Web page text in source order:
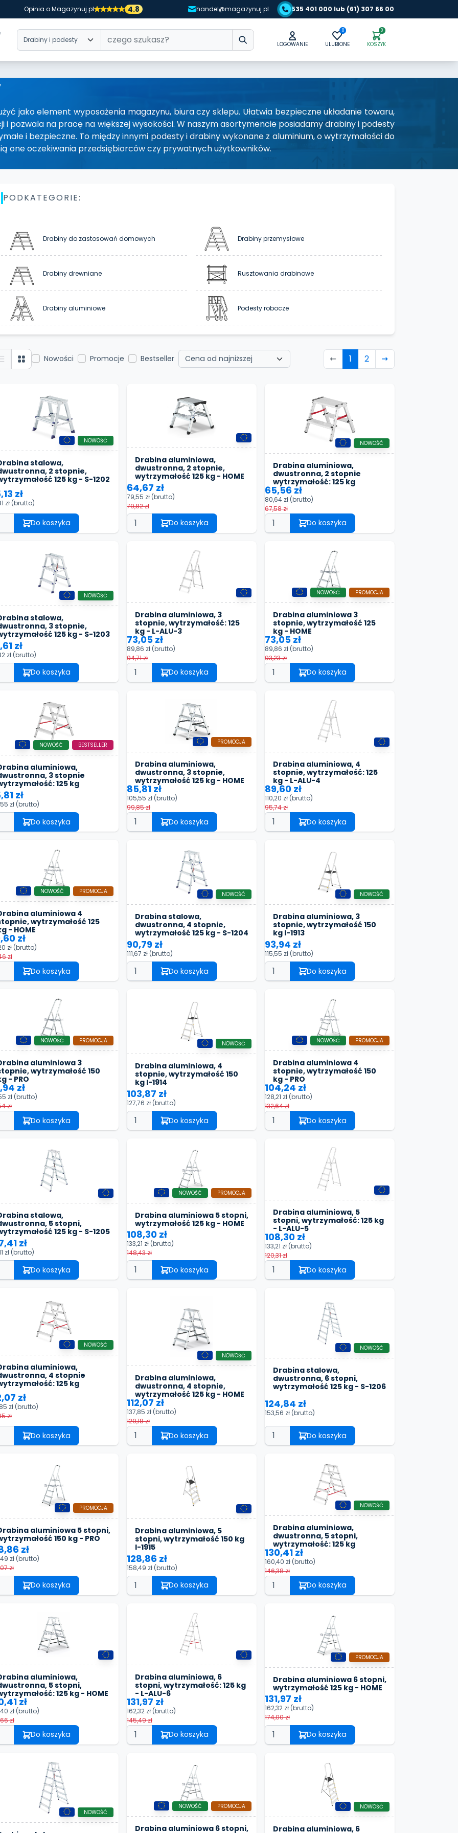
Opinia o Magazynuj.pl 4.8 handel@magazynuj.pl 535 401 000 lub (61) 307 66 00
LOGOWANIE
0
ULUBIONE
0
KOSZYK
jako element wyposażenia magazynu, biura czy sklepu. Ułatwia bezpieczne układanie towaru,
i pozwala na pracę na większej wysokości. W naszym asortymencie posiadamy drabiny i podesty
i bezpieczne. To między innymi podesty i drabiny wykonane z aluminium, o wytrzymałości do
one oczekiwania przedsiębiorców czy prywatnych użytkowników.
PODKATEGORIE:
Drabiny do zastosowań domowych Drabiny przemysłowe
Drabiny drewniane Rusztowania drabinowe
Drabiny aluminiowe Podesty robocze
Nowości Promocje Bestseller 1 2
stalowa,
2 stopnie,
125 kg - S-1202
NOWOŚĆ
zł
zł (brutto)
Do koszyka
Drabina aluminiowa,
dwustronna, 2 stopnie,
wytrzymałość 125 kg - HOME
64,67 zł
79,55 zł (brutto)
79,82 zł
Do koszyka
Drabina aluminiowa,
dwustronna, 2 stopnie
wytrzymałość: 125 kg
NOWOŚĆ
65,56 zł
80,64 zł (brutto)
67,58 zł
Do koszyka
stalowa,
3 stopnie,
125 kg - S-1203
NOWOŚĆ
zł
zł (brutto)
Do koszyka
Drabina aluminiowa, 3
stopnie, wytrzymałość: 125
kg - L-ALU-3
73,05 zł
89,86 zł (brutto)
94,71 zł
Do koszyka
Drabina aluminiowa 3
stopnie, wytrzymałość 125
kg - HOME
NOWOŚĆ PROMOCJA
73,05 zł
89,86 zł (brutto)
93,23 zł
Do koszyka
aluminiowa,
3 stopnie
125 kg
NOWOŚĆ BESTSELLER
zł
zł (brutto)
Do koszyka
Drabina aluminiowa,
dwustronna, 3 stopnie,
wytrzymałość 125 kg - HOME
PROMOCJA
85,81 zł
105,55 zł (brutto)
99,85 zł
Do koszyka
Drabina aluminiowa, 4
stopnie, wytrzymałość: 125
kg - L-ALU-4
89,60 zł
110,20 zł (brutto)
95,74 zł
Do koszyka
aluminiowa 4
wytrzymałość 125
- HOME
NOWOŚĆ PROMOCJA
zł
zł (brutto)
zł
Do koszyka
Drabina stalowa,
dwustronna, 4 stopnie,
wytrzymałość 125 kg - S-1204
NOWOŚĆ
90,79 zł
111,67 zł (brutto)
Do koszyka
Drabina aluminiowa, 3
stopnie, wytrzymałość 150
kg I-1913
NOWOŚĆ
93,94 zł
115,55 zł (brutto)
Do koszyka
aluminiowa 3
wytrzymałość 150
- PRO
NOWOŚĆ PROMOCJA
zł
zł (brutto)
zł
Do koszyka
Drabina aluminiowa, 4
stopnie, wytrzymałość 150
kg I-1914
NOWOŚĆ
103,87 zł
127,76 zł (brutto)
Do koszyka
Drabina aluminiowa 4
stopnie, wytrzymałość 150
kg - PRO
NOWOŚĆ PROMOCJA
104,24 zł
128,21 zł (brutto)
132,64 zł
Do koszyka
stalowa,
5 stopni,
125 kg - S-1205
zł
zł (brutto)
Do koszyka
Drabina aluminiowa 5 stopni,
wytrzymałość 125 kg - HOME
NOWOŚĆ PROMOCJA
108,30 zł
133,21 zł (brutto)
148,43 zł
Do koszyka
Drabina aluminiowa, 5
stopni, wytrzymałość: 125 kg
- L-ALU-5
108,30 zł
133,21 zł (brutto)
120,31 zł
Do koszyka
aluminiowa,
4 stopnie
125 kg
NOWOŚĆ
zł
zł (brutto)
zł
Do koszyka
Drabina aluminiowa,
dwustronna, 4 stopnie,
wytrzymałość 125 kg - HOME
NOWOŚĆ
112,07 zł
137,85 zł (brutto)
129,18 zł
Do koszyka
Drabina stalowa,
dwustronna, 6 stopni,
wytrzymałość 125 kg - S-1206
NOWOŚĆ
124,84 zł
153,56 zł (brutto)
Do koszyka
aluminiowa 5 stopni,
150 kg - PRO
PROMOCJA
zł
zł (brutto)
zł
Do koszyka
Drabina aluminiowa, 5
stopni, wytrzymałość 150 kg
I-1915
128,86 zł
158,49 zł (brutto)
Do koszyka
Drabina aluminiowa,
dwustronna, 5 stopni,
wytrzymałość: 125 kg
NOWOŚĆ
130,41 zł
160,40 zł (brutto)
146,38 zł
Do koszyka
aluminiowa,
5 stopni,
125 kg - HOME
zł
zł (brutto)
zł
Do koszyka
Drabina aluminiowa, 6
stopni, wytrzymałość: 125 kg
- L-ALU-6
131,97 zł
162,32 zł (brutto)
145,49 zł
Do koszyka
Drabina aluminiowa 6 stopni,
wytrzymałość 125 kg - HOME
PROMOCJA
131,97 zł
162,32 zł (brutto)
174,00 zł
Do koszyka
NOWOŚĆ
Drabina aluminiowa 6 stopni,
NOWOŚĆ PROMOCJA
Drabina aluminiowa, 6
NOWOŚĆ